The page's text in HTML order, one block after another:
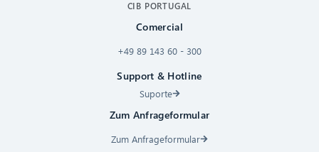
CIB PORTUGAL
Comercial
+49 89 143 60 - 300
Support & Hotline
Suporte
Zum Anfrageformular
Zum Anfrageformular